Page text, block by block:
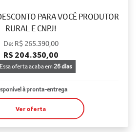
PARA VOCÊ PRODUTOR
RURAL E CNPJ!
De: R$ 265.390,00
R$ 204.350,00
Essa oferta acaba em26 dias
à pronta-entrega
Ver oferta